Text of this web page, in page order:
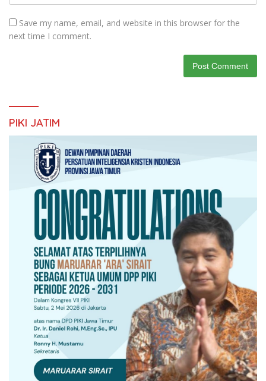
Save my name, email, and website in this browser for the
next time I comment.
PIKI JATIM